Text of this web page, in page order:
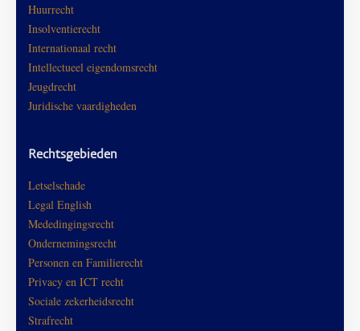
Huurrecht
Insolventierecht
Internationaal recht
Intellectueel eigendomsrecht
Jeugdrecht
Juridische vaardigheden
Rechtsgebieden
Letselschade
Legal English
Mededingingsrecht
Ondernemingsrecht
Personen en Familierecht
Privacy en ICT recht
Sociale zekerheidsrecht
Strafrecht